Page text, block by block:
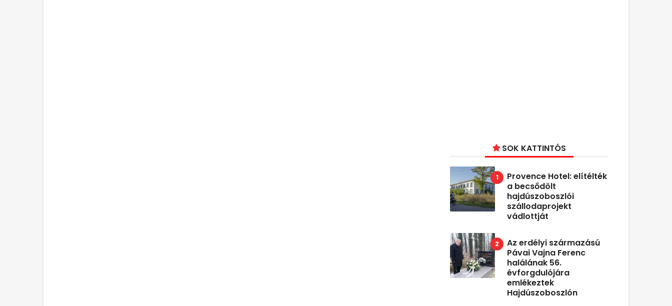
SOK KATTINTÓS
Provence Hotel: elítélték
a becsődölt
hajdúszoboszlói
szállodaprojekt
vádlottját
Az erdélyi származású
Pávai Vajna Ferenc
halálának 56.
évforgdulójára
emlékeztek
Hajdúszoboszlón